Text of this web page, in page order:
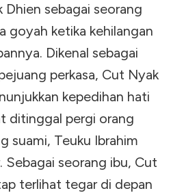
sebagai seorang
goyah ketika kehilangan
Dikenal sebagai
perkasa, Cut Nyak
kepedihan hati
ditinggal pergi orang
suami, Teuku Ibrahim
Sebagai seorang ibu, Cut
terlihat tegar di depan